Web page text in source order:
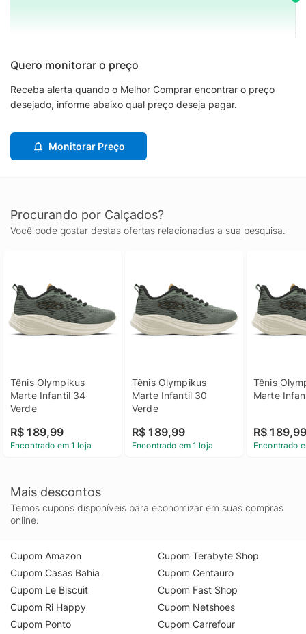
Quero monitorar o preço
Receba alerta quando o Melhor Comprar encontrar o preço
desejado, informe abaixo qual preço deseja pagar.
Monitorar Preço
Procurando por Calçados?
Você pode gostar destas ofertas relacionadas a sua pesquisa.
Tênis Olympikus
Marte Infantil 34
Verde
R$ 189,99
Encontrado em 1 loja
Tênis Olympikus
Marte Infantil 30
Verde
R$ 189,99
Encontrado em 1 loja
Tênis
Marte
R$
Encontrado
Mais descontos
Temos cupons disponíveis para economizar em suas compras
online.
Cupom Amazon
Cupom Casas Bahia
Cupom Le Biscuit
Cupom Ri Happy
Cupom Ponto
Cupom Terabyte Shop
Cupom Centauro
Cupom Fast Shop
Cupom Netshoes
Cupom Carrefour